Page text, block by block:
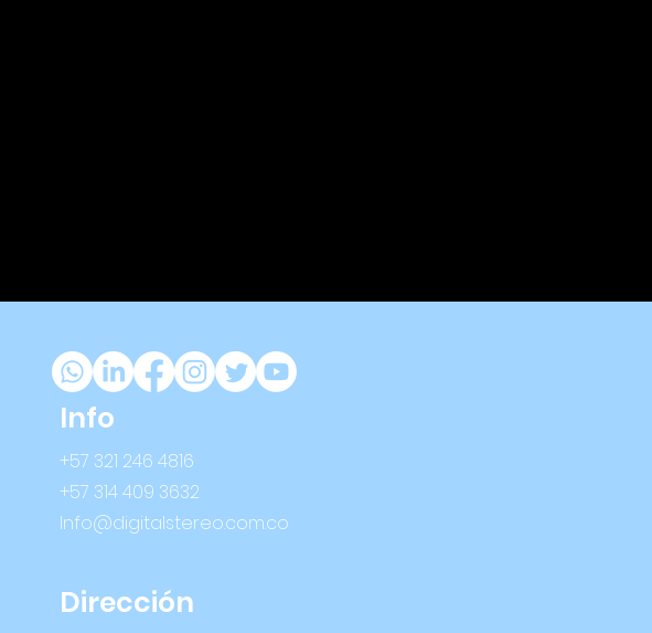
Info
+57 321 246 4816
+57 314 409 3632
Info@digitalstereo.com.co
Dirección